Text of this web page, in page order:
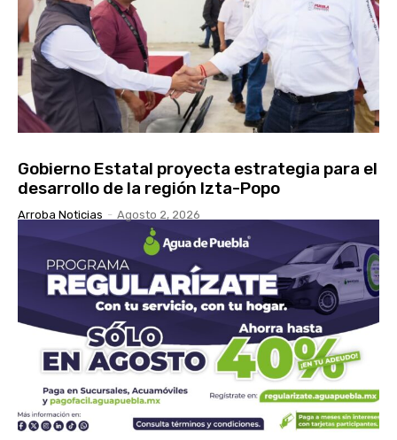
Gobierno Estatal proyecta estrategia para el
desarrollo de la región Izta-Popo
Arroba Noticias - Agosto 2, 2026